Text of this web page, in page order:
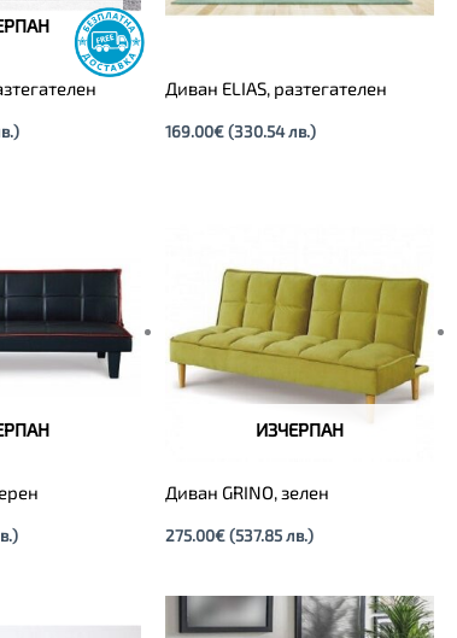
Диван ELIAS, разтегателен
169.00€ (330.54 лв.)
ИЗЧЕРПАН
Диван GRINO, зелен
275.00€ (537.85 лв.)